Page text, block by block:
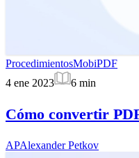
ProcedimientosMobiPDF
4 ene 2023
6 min
Cómo convertir
APAlexander Petkov